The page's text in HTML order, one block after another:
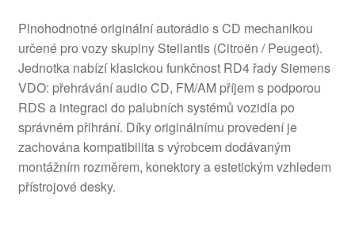
Plnohodnotné originální autorádio s CD mechanikou
určené pro vozy skupiny Stellantis (Citroën / Peugeot).
Jednotka nabízí klasickou funkčnost RD4 řady Siemens
VDO: přehrávání audio CD, FM/AM příjem s podporou
RDS a integraci do palubních systémů vozidla po
správném přihrání. Díky originálnímu provedení je
zachována kompatibilita s výrobcem dodávaným
montážním rozměrem, konektory a estetickým vzhledem
přístrojové desky.